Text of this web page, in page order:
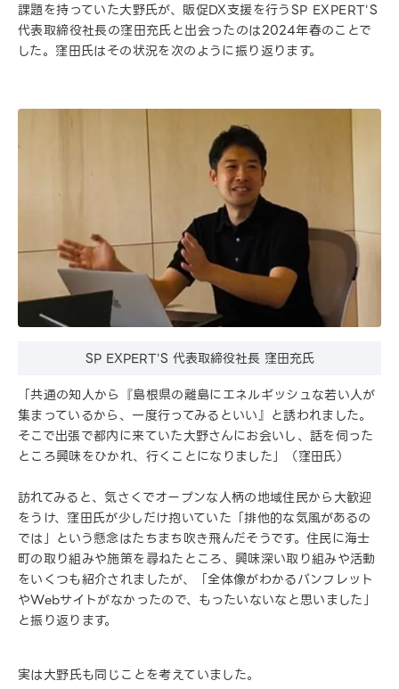
課題を持っていた大野氏が、販促DX支援を行うSP EXPERT'S
代表取締役社長の窪田充氏と出会ったのは2024年春のことで
した。窪田氏はその状況を次のように振り返ります。
SP EXPERT'S 代表取締役社長 窪田充氏
「共通の知人から『島根県の離島にエネルギッシュな若い人が
集まっているから、一度行ってみるといい』と誘われました。
そこで出張で都内に来ていた大野さんにお会いし、話を伺った
ところ興味をひかれ、行くことになりました」（窪田氏）
訪れてみると、気さくでオープンな人柄の地域住民から大歓迎
をうけ、窪田氏が少しだけ抱いていた「排他的な気風があるの
では」という懸念はたちまち吹き飛んだそうです。住民に海士
町の取り組みや施策を尋ねたところ、興味深い取り組みや活動
をいくつも紹介されましたが、「全体像がわかるパンフレット
やWebサイトがなかったので、もったいないなと思いました」
と振り返ります。
実は大野氏も同じことを考えていました。